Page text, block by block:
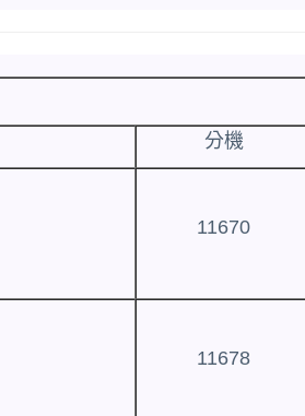
分機
11670
11678